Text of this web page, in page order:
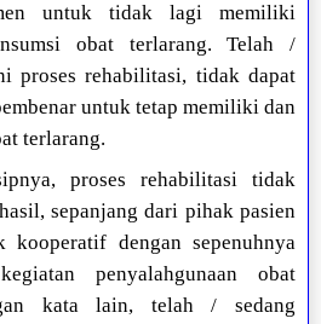
untuk tidak lagi memiliki
obat terlarang. Telah /
proses rehabilitasi, tidak dapat
untuk tetap memiliki dan
terlarang.
proses rehabilitasi tidak
sepanjang dari pihak pasien
dengan sepenuhnya
penyalahgunaan obat
kata lain, telah / sedang